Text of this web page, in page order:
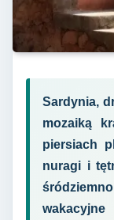
Sardynia,
mozaiką
piersiach
nuragi i